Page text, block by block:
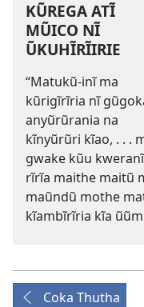
KŨREGA ATĨ
MŨICO NĨ
ŨKUHĨRĨIRIE
“Matukũ-inĩ ma
kũrigĩrĩria nĩ
anyũrũrania na
kĩnyũrũri kĩao, . . .
gwake kũu
rĩrĩa maithe maitũ
maũndũ mothe
kĩambĩrĩria kĩa
Coka Thutha